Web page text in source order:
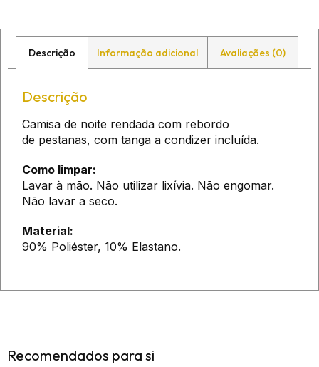
Descrição Informação adicional Avaliações (0)
Descrição
Camisa de noite rendada com rebordo
de pestanas, com tanga a condizer incluída.
Como limpar:
Lavar à mão. Não utilizar lixívia. Não engomar.
Não lavar a seco.
Material:
90% Poliéster, 10% Elastano.
Recomendados para si